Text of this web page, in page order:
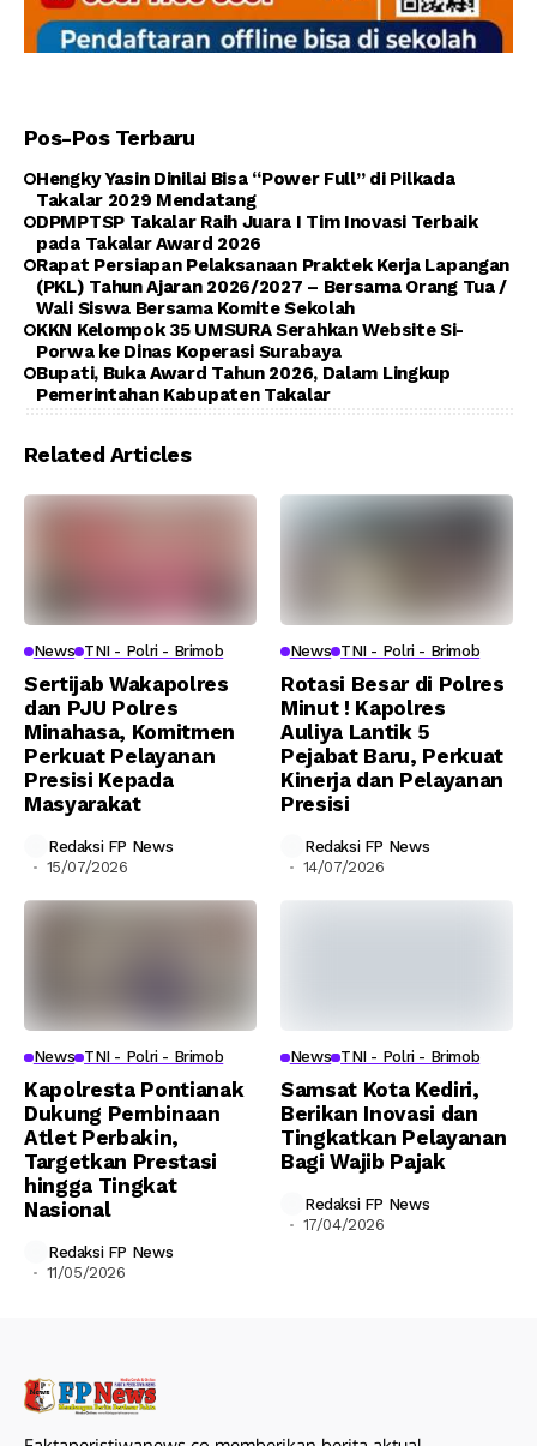
Pos-Pos Terbaru
Hengky Yasin Dinilai Bisa “Power Full” di Pilkada
Takalar 2029 Mendatang
DPMPTSP Takalar Raih Juara I Tim Inovasi Terbaik
pada Takalar Award 2026
Rapat Persiapan Pelaksanaan Praktek Kerja Lapangan
(PKL) Tahun Ajaran 2026/2027 – Bersama Orang Tua /
Wali Siswa Bersama Komite Sekolah
KKN Kelompok 35 UMSURA Serahkan Website Si-
Porwa ke Dinas Koperasi Surabaya
Bupati, Buka Award Tahun 2026, Dalam Lingkup
Pemerintahan Kabupaten Takalar
Related Articles
News TNI - Polri - Brimob
Sertijab Wakapolres
dan PJU Polres
Minahasa, Komitmen
Perkuat Pelayanan
Presisi Kepada
Masyarakat
Redaksi FP News
15/07/2026
News TNI - Polri - Brimob
Rotasi Besar di Polres
Minut ! Kapolres
Auliya Lantik 5
Pejabat Baru, Perkuat
Kinerja dan Pelayanan
Presisi
Redaksi FP News
14/07/2026
News TNI - Polri - Brimob
Kapolresta Pontianak
Dukung Pembinaan
Atlet Perbakin,
Targetkan Prestasi
hingga Tingkat
Nasional
Redaksi FP News
11/05/2026
News TNI - Polri - Brimob
Samsat Kota Kediri,
Berikan Inovasi dan
Tingkatkan Pelayanan
Bagi Wajib Pajak
Redaksi FP News
17/04/2026